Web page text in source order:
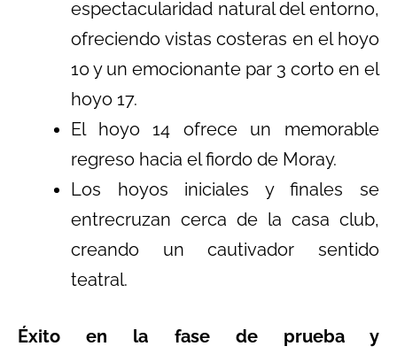
espectacularidad natural del entorno,
ofreciendo vistas costeras en el hoyo
10 y un emocionante par 3 corto en el
hoyo 17.
El hoyo 14 ofrece un memorable
regreso hacia el fiordo de Moray.
Los hoyos iniciales y finales se
entrecruzan cerca de la casa club,
creando un cautivador sentido
teatral.
Éxito en la fase de prueba y